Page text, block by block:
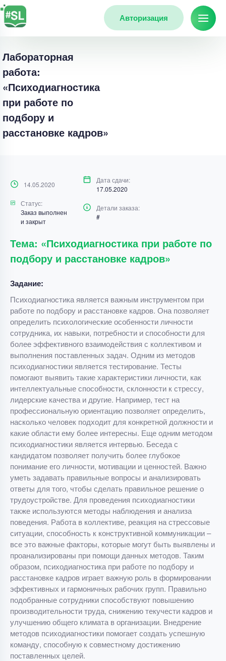
Авторизация
Лабораторная
работа:
«Психодиагностика
при работе по
подбору и
расстановке кадров»
14.05.2020
Дата сдачи:
17.05.2020
Статус:
Заказ выполнен
и закрыт
Детали заказа:
#
Тема: «Психодиагностика при работе по
подбору и расстановке кадров»
Задание:
Психодиагностика является важным инструментом при
работе по подбору и расстановке кадров. Она позволяет
определить психологические особенности личности
сотрудника, их навыки, потребности и способности для
более эффективного взаимодействия с коллективом и
выполнения поставленных задач. Одним из методов
психодиагностики является тестирование. Тесты
помогают выявить такие характеристики личности, как
интеллектуальные способности, склонности к стрессу,
лидерские качества и другие. Например, тест на
профессиональную ориентацию позволяет определить,
насколько человек подходит для конкретной должности и
какие области ему более интересны. Еще одним методом
психодиагностики является интервью. Беседа с
кандидатом позволяет получить более глубокое
понимание его личности, мотивации и ценностей. Важно
уметь задавать правильные вопросы и анализировать
ответы для того, чтобы сделать правильное решение о
трудоустройстве. Для проведения психодиагностики
также используются методы наблюдения и анализа
поведения. Работа в коллективе, реакция на стрессовые
ситуации, способность к конструктивной коммуникации –
все это важные факторы, которые могут быть выявлены и
проанализированы при помощи данных методов. Таким
образом, психодиагностика при работе по подбору и
расстановке кадров играет важную роль в формировании
эффективных и гармоничных рабочих групп. Правильно
подобранные сотрудники способствуют повышению
производительности труда, снижению текучести кадров и
улучшению общего климата в организации. Внедрение
методов психодиагностики помогает создать успешную
команду, способную к совместному достижению
поставленных целей.